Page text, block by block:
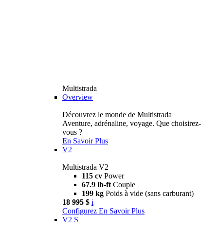
Multistrada
Overview
Découvrez le monde de Multistrada
Aventure, adrénaline, voyage. Que choisirez-
vous ?
En Savoir Plus
V2
Multistrada V2
115 cv Power
67.9 lb-ft Couple
199 kg Poids à vide (sans carburant)
18 995 $ i
Configurez En Savoir Plus
V2 S